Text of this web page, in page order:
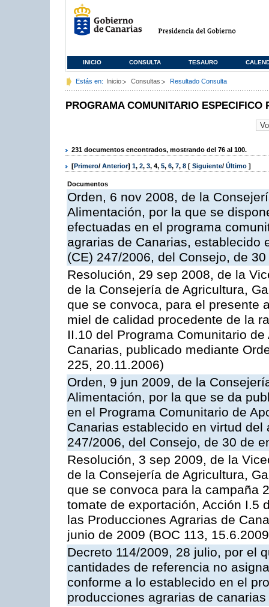
INICIO CONSULTA TESAURO
Estás en: Inicio Consultas Resultado Consulta
PROGRAMA COMUNITARIO ESPECIFICO
231 documentos encontrados, mostrando del 76 al 100.
[Primero/ Anterior] 1, 2, 3, 4, 5, 6, 7, 8 [ Siguiente/ Último ]
Documentos
Orden, 6 nov 2008, de la
Alimentación, por la que se
efectuadas en el programa
agrarias de Canarias, establecido
(CE) 247/2006, del Consejo, de
Resolución, 29 sep 2008, de la
de la Consejería de Agricultura,
que se convoca, para el presente
miel de calidad procedente de la
II.10 del Programa Comunitario
Canarias, publicado mediante
225, 20.11.2006)
Orden, 9 jun 2009, de la
Alimentación, por la que se da
en el Programa Comunitario de
Canarias establecido en virtud
247/2006, del Consejo, de 30 de
Resolución, 3 sep 2009, de la
de la Consejería de Agricultura,
que se convoca para la campaña
tomate de exportación, Acción I.5
las Producciones Agrarias de
junio de 2009 (BOC 113,
Decreto 114/2009, 28 julio, por el
cantidades de referencia no
conforme a lo establecido en el
producciones agrarias de canarias